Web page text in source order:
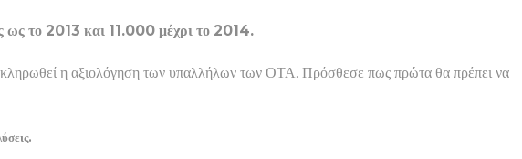
ως το 2013 και 11.000 μέχρι το 2014.
η αξιολόγηση των υπαλλήλων των ΟΤΑ. Πρόσθεσε πως πρώτα θα πρέπει να